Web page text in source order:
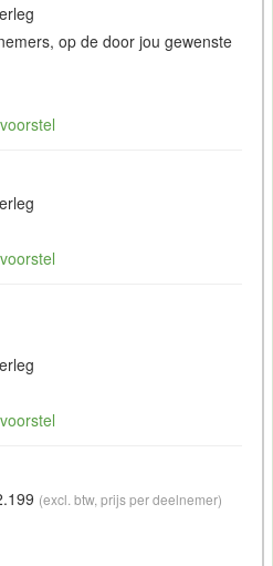
op de door jou gewenste
(excl. btw, prijs per deelnemer)